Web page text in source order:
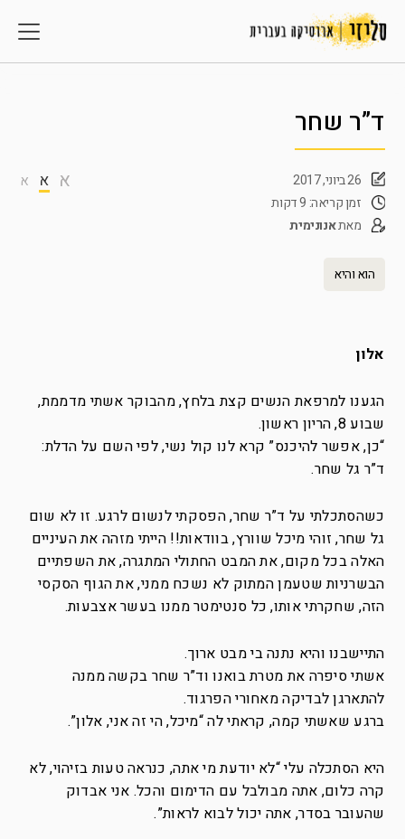
ד”ר שחר
א א א
26 ביוני, 2017
זמן קריאה: 9 דקות
מאתאנונימית
הוא והיא
אלון
הגענו למרפאת הנשים קצת בלחץ, מהבוקר אשתי מדממת,
שבוע 8, הריון ראשון.
“כן, אפשר להיכנס” קרא לנו קול נשי, לפי השם על הדלת:
ד”ר גל שחר.
כשהסתכלתי על ד”ר שחר, הפסקתי לנשום לרגע. זו לא שום
גל שחר, זוהי מיכל שוורץ, בוודאות!! הייתי מזהה את העיניים
האלה בכל מקום, את המבט החתולי המתגרה, את השפתיים
הבשרניות שטעמן המתוק לא נשכח ממני, את הגוף הסקסי
הזה, שחקרתי אותו, כל סנטימטר ממנו בעשר אצבעות.
התיישבנו והיא נתנה בי מבט ארוך.
אשתי סיפרה את מטרת בואנו וד”ר שחר בקשה ממנה
להתארגן לבדיקה מאחורי הפרגוד.
ברגע שאשתי קמה, קראתי לה “מיכל, הי זה אני, אלון”.
היא הסתכלה עלי “לא יודעת מי אתה, כנראה טעות בזיהוי, לא
קרה כלום, אתה מבולבל עם הדימום והכל. אני אבדוק
שהעובר בסדר, אתה יכול לבוא לראות”.